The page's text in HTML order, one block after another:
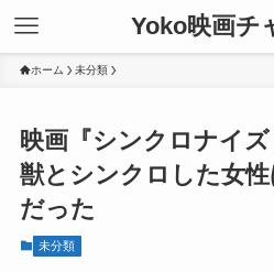
Yoko映画チ
ホーム 未分類
映画『シンクロナイ
獣とシンクロした女
だった
未分類